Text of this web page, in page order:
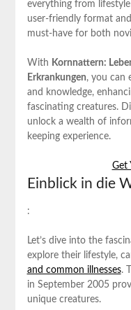
everything from
user-friendly format
must-have for both
With Kornnattern:
Erkrankungen, you can
and knowledge,
fascinating creatures.
unlock a wealth of
keeping experience.
Get
Einblick in die
:
Let’s dive into the
explore their lifestyle,
and common illnesses.
in September 2005
unique creatures.